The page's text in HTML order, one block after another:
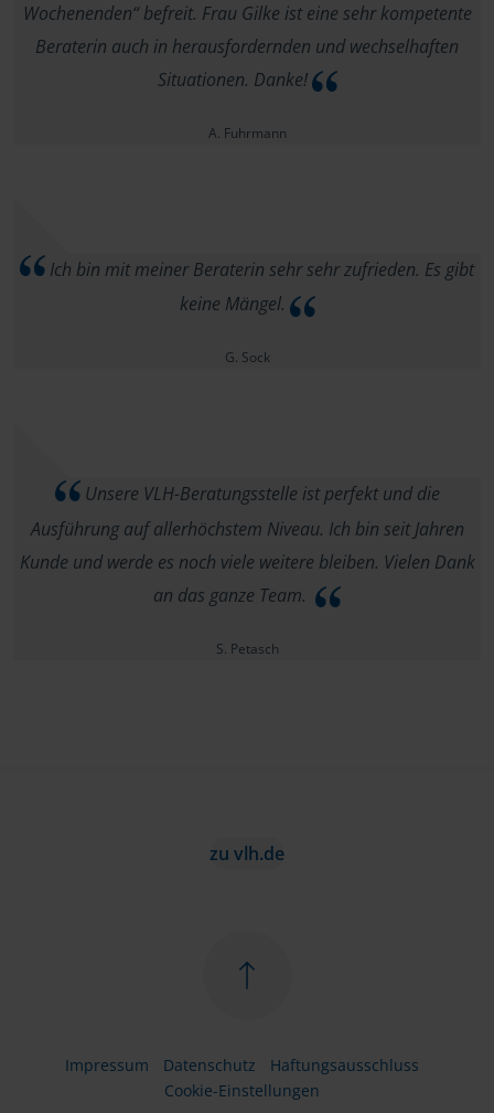
Wochenenden“ befreit. Frau Gilke ist eine sehr kompetente
Beraterin auch in herausfordernden und wechselhaften
Situationen. Danke!
A. Fuhrmann
Ich bin mit meiner Beraterin sehr sehr zufrieden. Es gibt
keine Mängel.
G. Sock
Unsere VLH-Beratungsstelle ist perfekt und die
Ausführung auf allerhöchstem Niveau. Ich bin seit Jahren
Kunde und werde es noch viele weitere bleiben. Vielen Dank
an das ganze Team.
S. Petasch
zu vlh.de
Impressum Datenschutz
Haftungsausschluss
Cookie-Einstellungen